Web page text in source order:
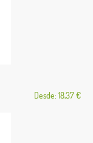
Desde: 18,37 €